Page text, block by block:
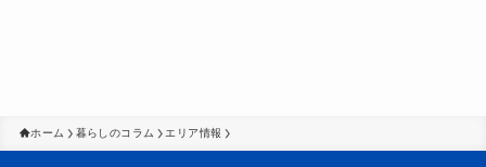
ホーム 暮らしのコラム エリア情報